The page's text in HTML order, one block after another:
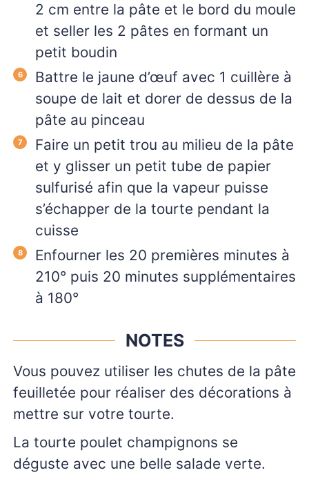
2 cm entre la pâte et le bord du moule
et seller les 2 pâtes en formant un
petit boudin
Battre le jaune d’œuf avec 1 cuillère à
soupe de lait et dorer de dessus de la
pâte au pinceau
Faire un petit trou au milieu de la pâte
et y glisser un petit tube de papier
sulfurisé afin que la vapeur puisse
s’échapper de la tourte pendant la
cuisse
Enfourner les 20 premières minutes à
210° puis 20 minutes supplémentaires
à 180°
NOTES
Vous pouvez utiliser les chutes de la pâte
feuilletée pour réaliser des décorations à
mettre sur votre tourte.
La tourte poulet champignons se
déguste avec une belle salade verte.